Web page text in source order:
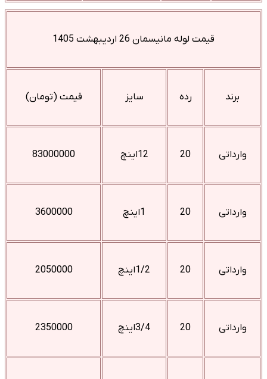
قیمت لوله مانیسمان 26 اردیبهشت 1405
برند رده سایز قیمت (تومان)
وارداتی 20 12اینچ 83000000
وارداتی 20 1اینچ 3600000
وارداتی 20 1/2اینچ 2050000
وارداتی 20 3/4اینچ 2350000